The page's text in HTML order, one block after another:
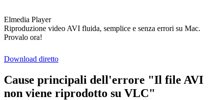
Elmedia Player
Riproduzione video AVI fluida, semplice e senza errori su Mac.
Provalo ora!
Download diretto
Cause principali dell'errore "Il file AVI
non viene riprodotto su VLC"